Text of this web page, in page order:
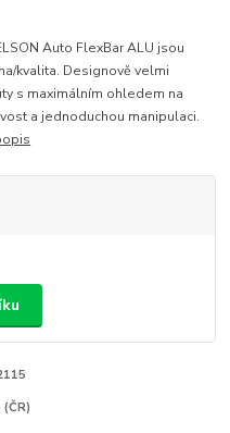
Auto FlexBar ALU jsou
kvalita. Designově velmi
s maximálním ohledem na
a jednoduchou manipulaci.